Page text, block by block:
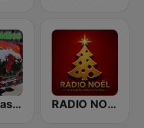
Christmas Oldies RADIO NOEL